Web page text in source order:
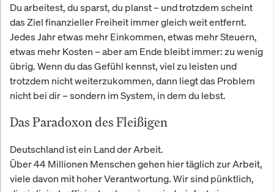
Du arbeitest, du sparst, du planst – und trotzdem scheint
das Ziel finanzieller Freiheit immer gleich weit entfernt.
Jedes Jahr etwas mehr Einkommen, etwas mehr Steuern,
etwas mehr Kosten – aber am Ende bleibt immer: zu wenig
übrig. Wenn du das Gefühl kennst, viel zu leisten und
trotzdem nicht weiterzukommen, dann liegt das Problem
nicht bei dir – sondern im System, in dem du lebst.
Das Paradoxon des Fleißigen
Deutschland ist ein Land der Arbeit.
Über 44 Millionen Menschen gehen hier täglich zur Arbeit,
viele davon mit hoher Verantwortung. Wir sind pünktlich,